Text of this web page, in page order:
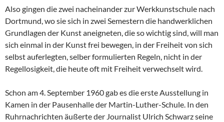
Also gingen die zwei nacheinander zur Werkkunstschule nach
Dortmund, wo sie sich in zwei Semestern die handwerklichen
Grundlagen der Kunst aneigneten, die so wichtig sind, will man
sich einmal in der Kunst frei bewegen, in der Freiheit von sich
selbst auferlegten, selber formulierten Regeln, nicht in der
Regellosigkeit, die heute oft mit Freiheit verwechselt wird.
Schon am 4. September 1960 gab es die erste Ausstellung in
Kamen in der Pausenhalle der Martin-Luther-Schule. In den
Ruhrnachrichten äußerte der Journalist Ulrich Schwarz seine